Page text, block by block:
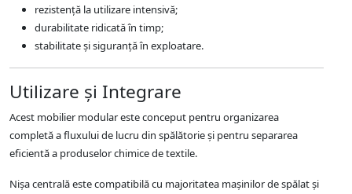
rezistență la utilizare intensivă;
durabilitate ridicată în timp;
stabilitate și siguranță în exploatare.
Utilizare și Integrare
Acest mobilier modular este conceput pentru organizarea
completă a fluxului de lucru din spălătorie și pentru separarea
eficientă a produselor chimice de textile.
Nișa centrală este compatibilă cu majoritatea mașinilor de spălat și